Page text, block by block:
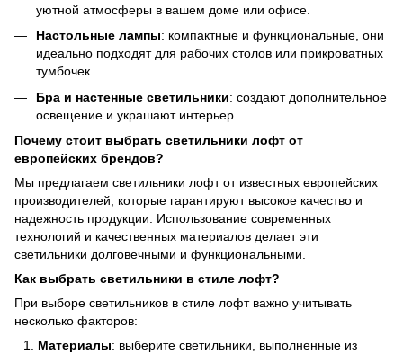
уютной атмосферы в вашем доме или офисе.
Настольные лампы: компактные и функциональные, они
идеально подходят для рабочих столов или прикроватных
тумбочек.
Бра и настенные светильники: создают дополнительное
освещение и украшают интерьер.
Почему стоит выбрать светильники лофт от
европейских брендов?
Мы предлагаем светильники лофт от известных европейских
производителей, которые гарантируют высокое качество и
надежность продукции. Использование современных
технологий и качественных материалов делает эти
светильники долговечными и функциональными.
Как выбрать светильники в стиле лофт?
При выборе светильников в стиле лофт важно учитывать
несколько факторов:
Материалы: выберите светильники, выполненные из